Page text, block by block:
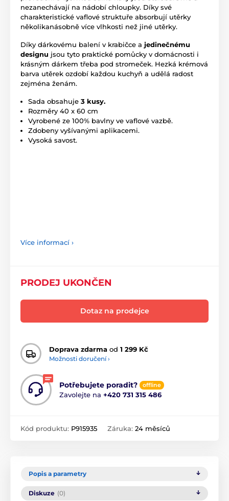
nezanechávají na nádobí chloupky. Díky své
charakteristické vaflové struktuře absorbují utěrky
několikanásobně více vlhkosti než jiné utěrky.
Díky dárkovému balení v krabičce a jedinečnému
designu jsou tyto praktické pomůcky v domácnosti i
krásným dárkem třeba pod stromeček. Hezká krémová
barva utěrek ozdobí každou kuchyň a udělá radost
zejména ženám.
Sada obsahuje 3 kusy.
Rozměry 40 x 60 cm
Vyrobené ze 100% bavlny ve vaflové vazbě.
Zdobeny vyšívanými aplikacemi.
Vysoká savost.
Více informací ›
PRODEJ UKONČEN
Dotaz na prodejce
Doprava zdarma od 1 299 Kč
Možnosti doručení ›
Potřebujete poradit? offline
Zavolejte na +420 731 315 486
Kód produktu: P915935 Záruka: 24 měsíců
Popis a parametry
Diskuze (0)